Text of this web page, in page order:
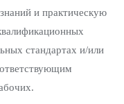
и практическую
стандартах и/или